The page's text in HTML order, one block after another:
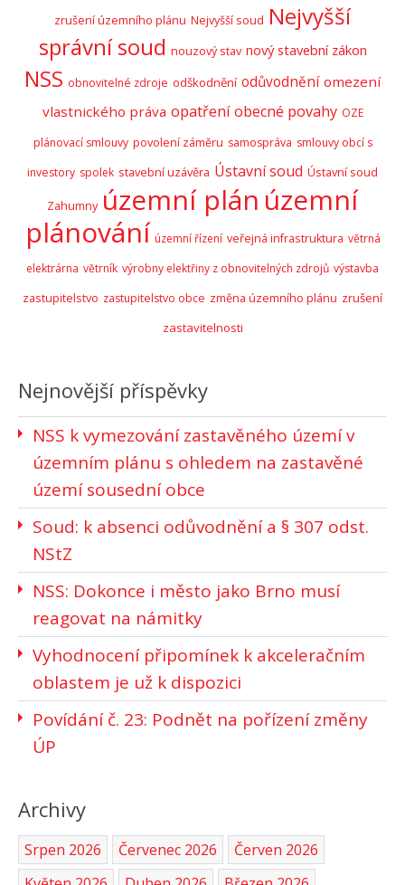
zrušení územního plánu Nejvyšší soud Nejvyšší
správní soud nouzový stav nový stavební zákon
NSS obnovitelné zdroje odškodnění odůvodnění omezení
vlastnického práva opatření obecné povahy OZE
plánovací smlouvy povolení záměru samospráva smlouvy obcí s
investory spolek stavební uzávěra Ústavní soud Ústavní soud
Zahumny územní plán územní
plánování územní řízení veřejná infrastruktura větrná
elektrárna větrník výrobny elektřiny z obnovitelných zdrojů výstavba
zastupitelstvo zastupitelstvo obce změna územního plánu zrušení
zastavitelnosti
Nejnovější příspěvky
NSS k vymezování zastavěného území v
územním plánu s ohledem na zastavěné
území sousední obce
Soud: k absenci odůvodnění a § 307 odst.
NStZ
NSS: Dokonce i město jako Brno musí
reagovat na námitky
Vyhodnocení připomínek k akceleračním
oblastem je už k dispozici
Povídání č. 23: Podnět na pořízení změny
ÚP
Archivy
Srpen 2026 Červenec 2026
Červen 2026